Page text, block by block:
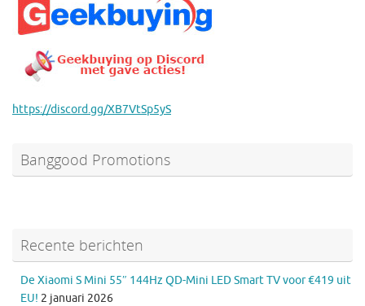
https://discord.gg/XB7VtSp5yS
Banggood Promotions
Recente berichten
De Xiaomi S Mini 55″ 144Hz QD-Mini LED Smart TV voor €419 uit
EU! 2 januari 2026